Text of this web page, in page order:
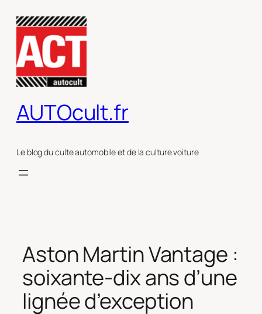
contenu
AUTOcult.fr
Le blog du culte automobile et de la culture voiture
Aston Martin Vantage :
soixante-dix ans d’une
lignée d’exception